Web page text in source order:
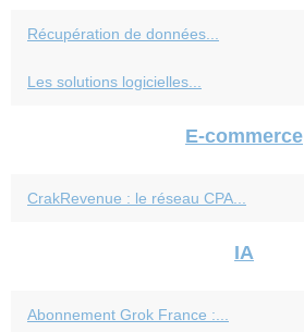
Récupération de données...
Les solutions logicielles...
E-commerce
CrakRevenue : le réseau CPA...
IA
Abonnement Grok France :...